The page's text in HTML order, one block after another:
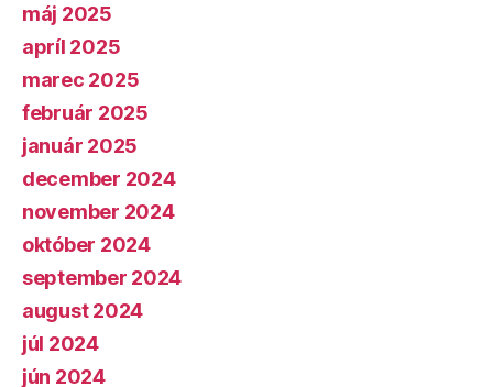
máj 2025
apríl 2025
marec 2025
február 2025
január 2025
december 2024
november 2024
október 2024
september 2024
august 2024
júl 2024
jún 2024